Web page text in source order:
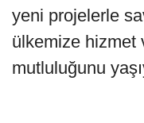
yeni projelerle
ülkemize hizmet
mutluluğunu